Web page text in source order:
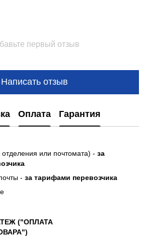
первый отзыв
Написать отзыв
Оплата Гарантия
или почтомата) - за
- за тарифами перевозчика
("ОПЛАТА